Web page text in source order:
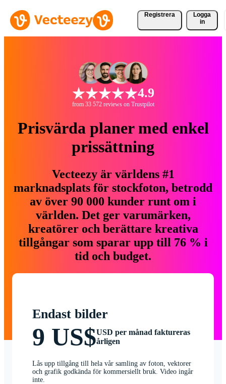
Registrera
Logga
in
4.9
from 33 572 reviews on Trustpilot
Prisvärda planer med enkel
prissättning
Vecteezy är världens #1
marknadsplats för stockfoton, betrodd
av över 90 000 kunder runt om i
världen. Det ger varumärken,
kreatörer och berättare kreativa
tillgångar som sparar upp till 76 % i
tid och budget.
Endast bilder
9 US$USD per månad faktureras
årligen
Lås upp tillgång till hela vår samling av foton, vektorer
och grafik godkända för kommersiellt bruk. Video ingår
inte.